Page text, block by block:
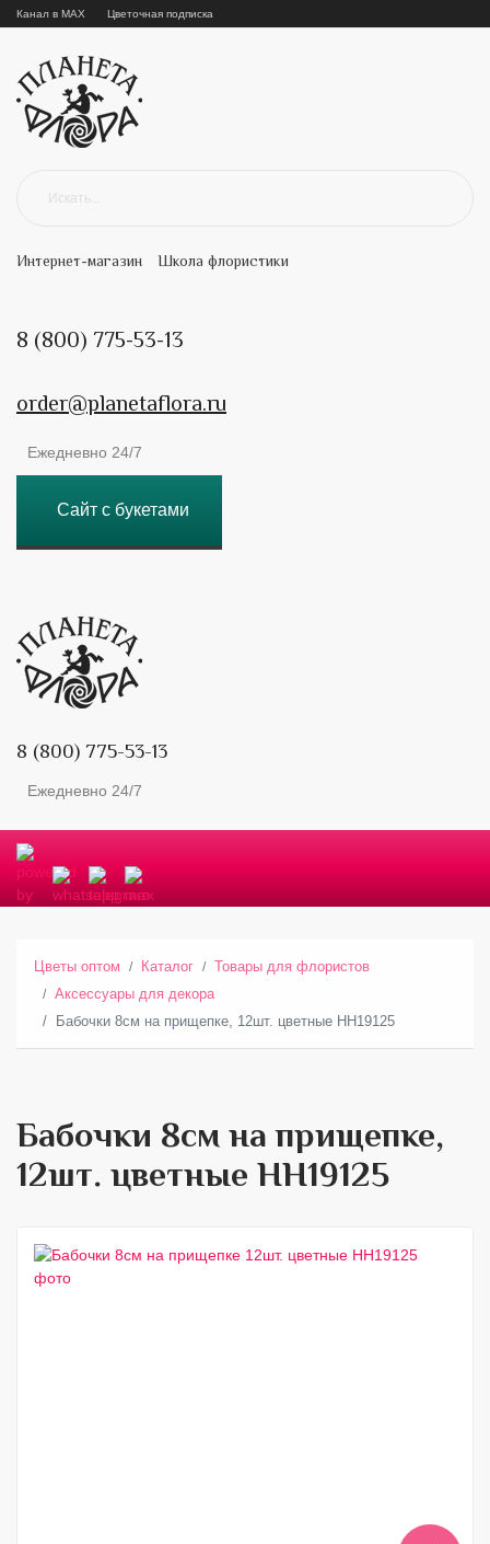
Канал в MAX Цветочная подписка
Интернет-магазин Школа флористики
8 (800) 775-53-13
order@planetaflora.ru
Ежедневно 24/7
Сайт с букетами
8 (800) 775-53-13
Ежедневно 24/7
Цветы оптом Каталог
Товары для флористов
Аксессуары для декора
Бабочки 8см на прищепке, 12шт. цветные HH19125
Бабочки 8см на прищепке,
12шт. цветные HH19125